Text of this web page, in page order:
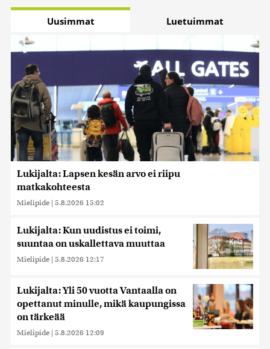
Uusimmat Luetuimmat
Lukijalta: Lapsen kesän arvo ei riipu
matkakohteesta
Mielipide | 5.8.2026 15:02
Lukijalta: Kun uudistus ei toimi,
suuntaa on uskallettava muuttaa
Mielipide | 5.8.2026 12:17
Lukijalta: Yli 50 vuotta Vantaalla on
opettanut minulle, mikä kaupungissa
on tärkeää
Mielipide | 5.8.2026 12:09